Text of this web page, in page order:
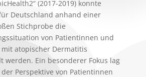
(2017-2019) konnte
Deutschland anhand einer
Stichprobe die
von Patientinnen und
mit atopischer Dermatitis
werden. Ein besonderer Fokus lag
Perspektive von Patientinnen